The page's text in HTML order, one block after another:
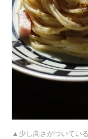
少し高さがついてい